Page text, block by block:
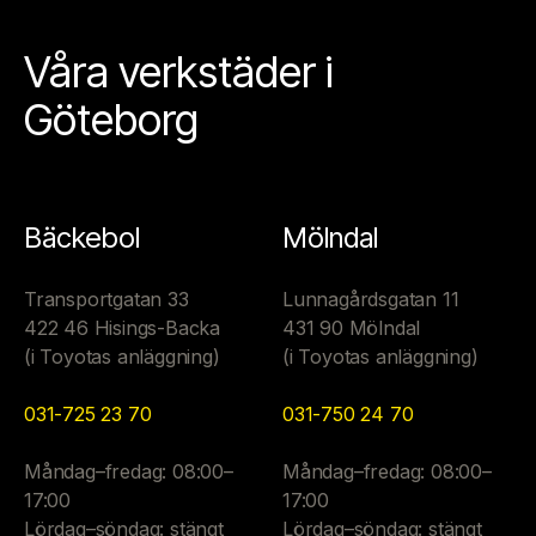
Våra verkstäder i
Göteborg
Bäckebol
Transportgatan 33
422 46 Hisings-Backa
(i Toyotas anläggning)
031-725 23 70
Måndag–fredag: 08:00–
17:00
Lördag–söndag: stängt
Mölndal
Lunnagårdsgatan 11
431 90 Mölndal
(i Toyotas anläggning)
031-750 24 70
Måndag–fredag: 08:00–
17:00
Lördag–söndag: stängt